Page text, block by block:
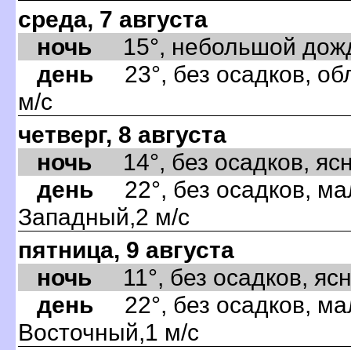
среда, 7 августа
ночь 15°, небольшой
день 23°, без осадков,
м/с
четверг, 8 августа
ночь 14°, без осадков,
день 22°, без осадков,
Западный,2 м/с
пятница, 9 августа
ночь 11°, без осадков,
день 22°, без осадков,
Восточный,1 м/с